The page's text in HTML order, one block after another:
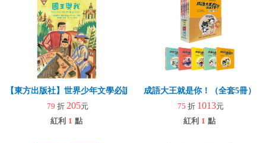
【東方出版社】世界少年文學必讀經典60—國王與我
79 折 205元
紅利 1 點
成語大王就是你！（全套5冊）
75 折 1013元
紅利 1 點